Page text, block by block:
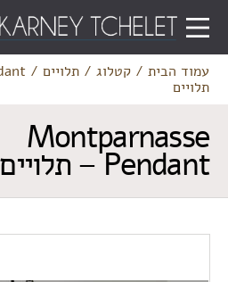
עמוד הבית/ קטלוג/ תלויים/
תלויים
Montparnasse
Pendant – תלויים